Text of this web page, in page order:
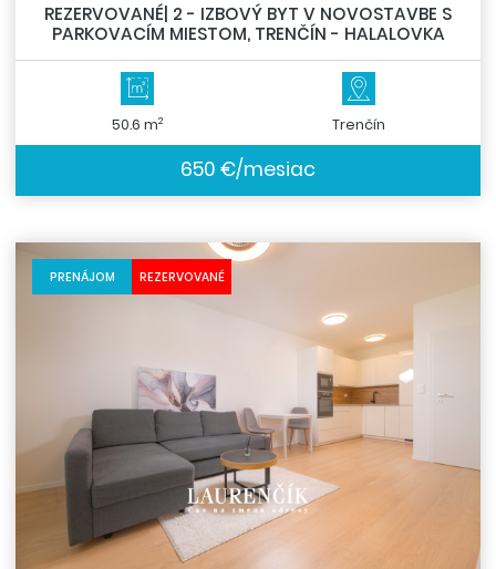
REZERVOVANÉ| 2 - IZBOVÝ BYT V NOVOSTAVBE S
PARKOVACÍM MIESTOM, TRENČÍN - HALALOVKA
50.6 m2 Trenčín
650 €/mesiac
PRENÁJOM REZERVOVANÉ